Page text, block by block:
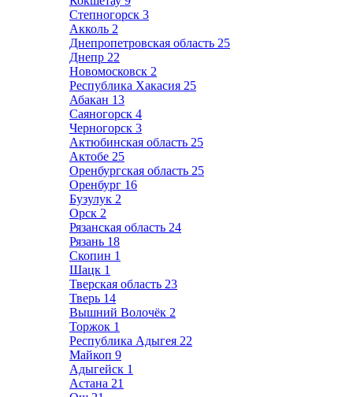
Степногорск 3
Акколь 2
Днепропетровская область 25
Днепр 22
Новомосковск 2
Республика Хакасия 25
Абакан 13
Саяногорск 4
Черногорск 3
Актюбинская область 25
Актобе 25
Оренбургская область 25
Оренбург 16
Бузулук 2
Орск 2
Рязанская область 24
Рязань 18
Скопин 1
Шацк 1
Тверская область 23
Тверь 14
Вышний Волочёк 2
Торжок 1
Республика Адыгея 22
Майкоп 9
Адыгейск 1
Астана 21